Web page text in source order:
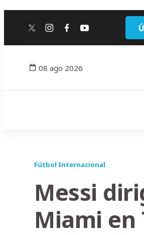
twitterinstagram
facebook
youtube
08 ago 2026
Fútbol Internacional
Messi
Miami en